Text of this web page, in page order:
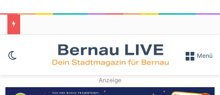
Skin umschalten Menü
Anzeige